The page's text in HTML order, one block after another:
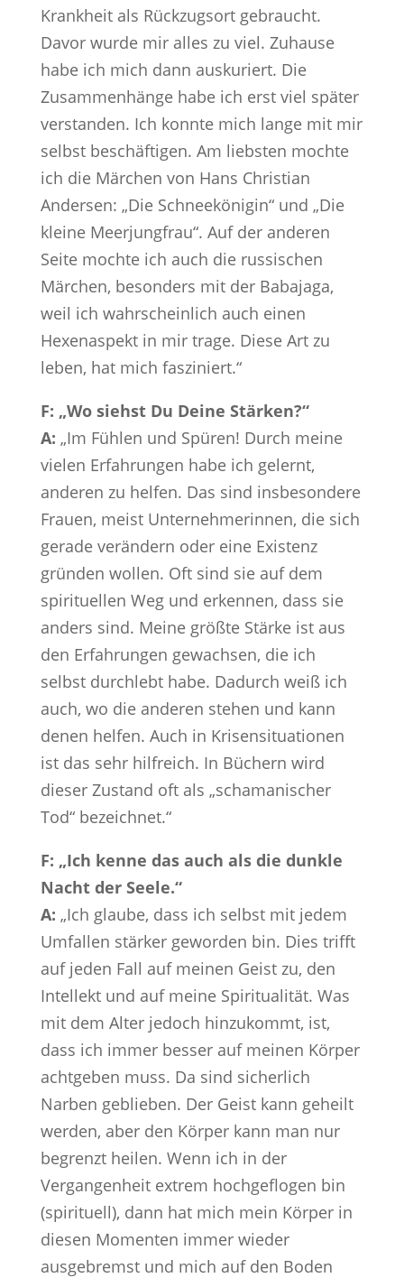
Krankheit als Rückzugsort gebraucht.
Davor wurde mir alles zu viel. Zuhause
habe ich mich dann auskuriert. Die
Zusammenhänge habe ich erst viel später
verstanden. Ich konnte mich lange mit mir
selbst beschäftigen. Am liebsten mochte
ich die Märchen von Hans Christian
Andersen: „Die Schneekönigin“ und „Die
kleine Meerjungfrau“. Auf der anderen
Seite mochte ich auch die russischen
Märchen, besonders mit der Babajaga,
weil ich wahrscheinlich auch einen
Hexenaspekt in mir trage. Diese Art zu
leben, hat mich fasziniert.“
F: „Wo siehst Du Deine Stärken?“
A: „Im Fühlen und Spüren! Durch meine
vielen Erfahrungen habe ich gelernt,
anderen zu helfen. Das sind insbesondere
Frauen, meist Unternehmerinnen, die sich
gerade verändern oder eine Existenz
gründen wollen. Oft sind sie auf dem
spirituellen Weg und erkennen, dass sie
anders sind. Meine größte Stärke ist aus
den Erfahrungen gewachsen, die ich
selbst durchlebt habe. Dadurch weiß ich
auch, wo die anderen stehen und kann
denen helfen. Auch in Krisensituationen
ist das sehr hilfreich. In Büchern wird
dieser Zustand oft als „schamanischer
Tod“ bezeichnet.“
F: „Ich kenne das auch als die dunkle
Nacht der Seele.“
A: „Ich glaube, dass ich selbst mit jedem
Umfallen stärker geworden bin. Dies trifft
auf jeden Fall auf meinen Geist zu, den
Intellekt und auf meine Spiritualität. Was
mit dem Alter jedoch hinzukommt, ist,
dass ich immer besser auf meinen Körper
achtgeben muss. Da sind sicherlich
Narben geblieben. Der Geist kann geheilt
werden, aber den Körper kann man nur
begrenzt heilen. Wenn ich in der
Vergangenheit extrem hochgeflogen bin
(spirituell), dann hat mich mein Körper in
diesen Momenten immer wieder
ausgebremst und mich auf den Boden